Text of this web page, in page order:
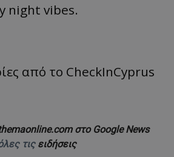
night vibes.
από το CheckInCyprus
στο Google News
τις ειδήσεις